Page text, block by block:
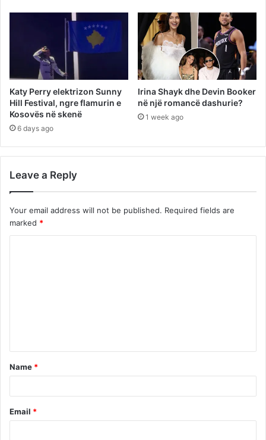
Katy Perry elektrizon Sunny
Hill Festival, ngre flamurin e
Kosovës në skenë
6 days ago
Irina Shayk dhe Devin Booker
në një romancë dashurie?
1 week ago
Leave a Reply
Your email address will not be published. Required fields are
marked *
t
*
Name *
Email *